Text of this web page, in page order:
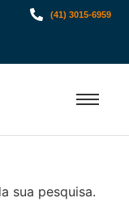
(41) 3015-6959
sua pesquisa.